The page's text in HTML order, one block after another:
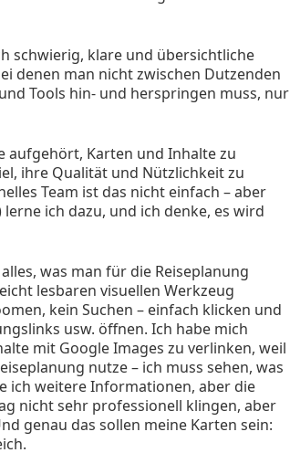
schwierig, klare und übersichtliche
denen man nicht zwischen Dutzenden
Tools hin- und herspringen muss, nur
aufgehört, Karten und Inhalte zu
ihre Qualität und Nützlichkeit zu
Team ist das nicht einfach – aber
ich dazu, und ich denke, es wird
was man für die Reiseplanung
lesbaren visuellen Werkzeug
kein Suchen – einfach klicken und
usw. öffnen. Ich habe mich
mit Google Images zu verlinken, weil
nutze – ich muss sehen, was
ich weitere Informationen, aber die
nicht sehr professionell klingen, aber
genau das sollen meine Karten sein: